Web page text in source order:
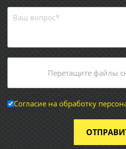
Перетащите файлы
Согласие на обработку